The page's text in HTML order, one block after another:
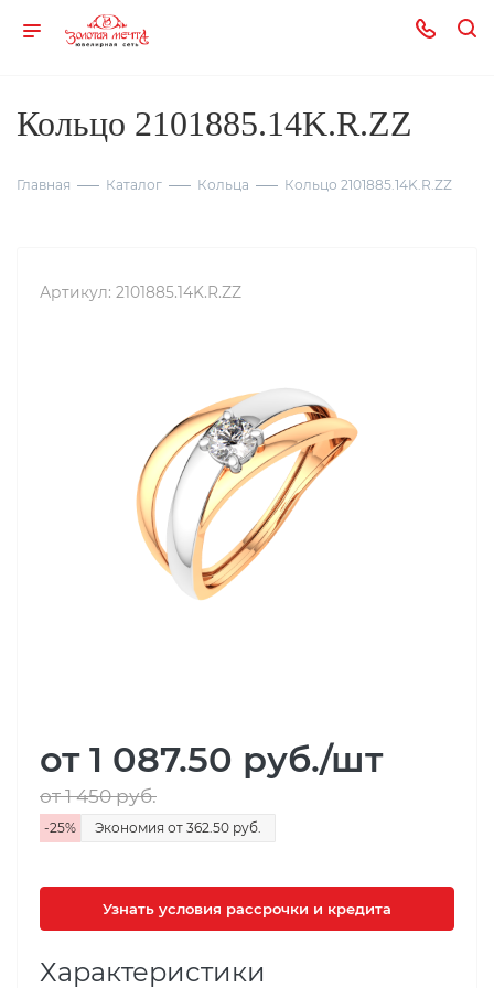
Кольцо 2101885.14K.R.ZZ
Главная Каталог Кольца Кольцо 2101885.14K.R.ZZ
Артикул: 2101885.14K.R.ZZ
от 1 087.50 руб./шт
от 1 450руб.
-25% Экономия от 362.50 руб.
Узнать условия рассрочки и кредита
Характеристики